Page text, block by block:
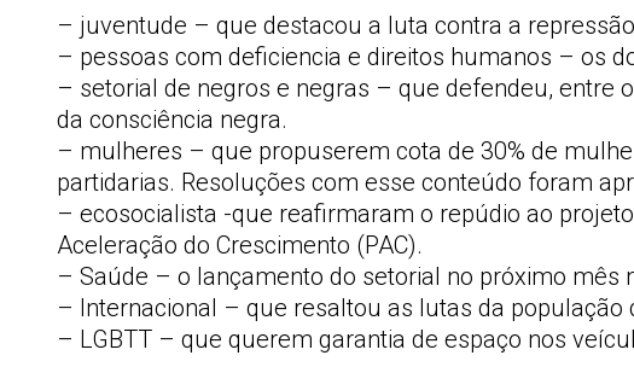
– juventude – que destacou a luta contra a
– pessoas com deficiencia e direitos humanos – os
– setorial de negros e negras – que defendeu, entre
da consciência negra.
– mulheres – que propuserem cota de 30% de
partidarias. Resoluções com esse conteúdo foram
– ecosocialista -que reafirmaram o repúdio ao
Aceleração do Crescimento (PAC).
– Saúde – o lançamento do setorial no próximo mês
– Internacional – que resaltou as lutas da população
– LGBTT – que querem garantia de espaço nos